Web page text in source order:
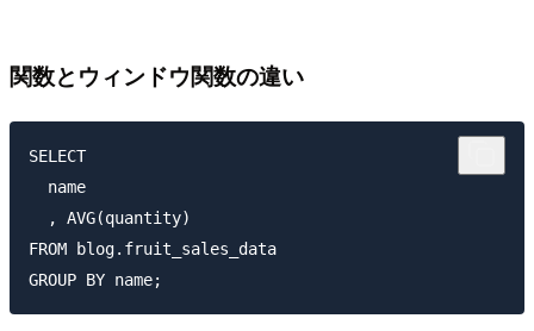
関数とウィンドウ関数の違い
SELECT
  name
  , AVG(quantity)
FROM blog.fruit_sales_data